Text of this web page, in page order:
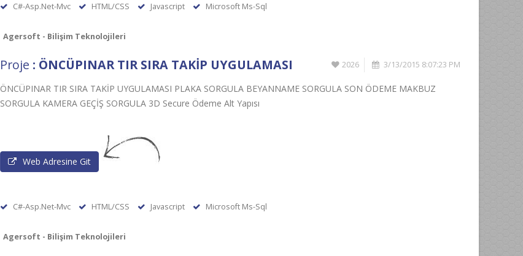
C#-Asp.Net-Mvc HTML/CSS Javascript Microsoft Ms-Sql
Agersoft - Bilişim Teknolojileri
2026 3/13/2015 8:07:23 PM
Proje : ÖNCÜPINAR TIR SIRA TAKİP UYGULAMASI
ÖNCÜPINAR TIR SIRA TAKİP UYGULAMASI PLAKA SORGULA BEYANNAME SORGULA SON ÖDEME MAKBUZ
SORGULA KAMERA GEÇİŞ SORGULA 3D Secure Ödeme Alt Yapısı
Web Adresine Git
C#-Asp.Net-Mvc HTML/CSS Javascript Microsoft Ms-Sql
Agersoft - Bilişim Teknolojileri